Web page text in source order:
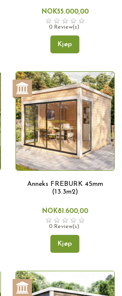
NOK55.000,00
0 Review(s)
Kjøp
Anneks FREBURK 45mm
(13.3m2)
NOK81.600,00
0 Review(s)
Kjøp